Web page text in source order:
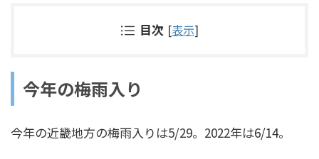
目次 [表示]
今年の梅雨入り
今年の近畿地方の梅雨入りは5/29。2022年は6/14。